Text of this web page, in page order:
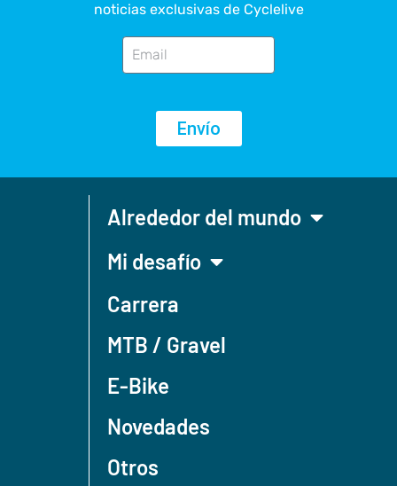
noticias exclusivas de Cyclelive
Envío
Alrededor del mundo
Mi desafío
Carrera
MTB / Gravel
E-Bike
Novedades
Otros